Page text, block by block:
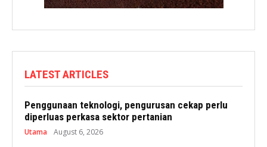
LATEST ARTICLES
Penggunaan teknologi, pengurusan cekap perlu
diperluas perkasa sektor pertanian
Utama August 6, 2026